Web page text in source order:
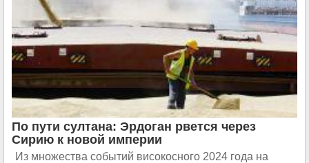
По пути султана: Эрдоган рвется через
Сирию к новой империи
Из множества событий високосного 2024 года на